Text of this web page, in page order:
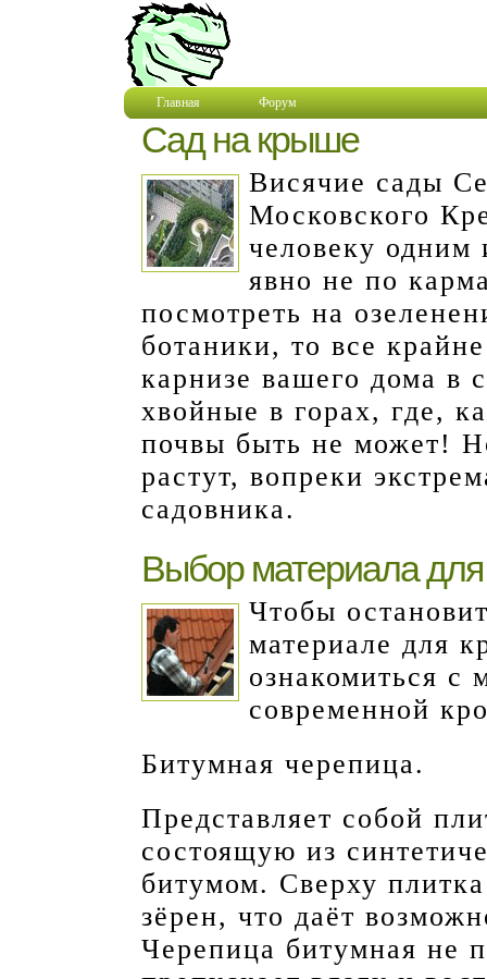
Главная Форум
Сад на крыше
Висячие сады
Московского
человеку одним
явно не по
посмотреть на
ботаники, то все
карнизе вашего дома в
хвойные в горах, где,
почвы быть не может!
растут, вопреки
садовника.
Выбор материала для
Чтобы
материале для
ознакомиться с
современной
Битумная черепица.
Представляет собой
состоящую из
битумом. Сверху
зёрен, что даёт
Черепица битумная не